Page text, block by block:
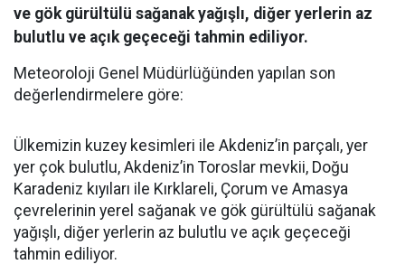
ve gök gürültülü sağanak yağışlı, diğer yerlerin az
bulutlu ve açık geçeceği tahmin ediliyor.
Meteoroloji Genel Müdürlüğünden yapılan son
değerlendirmelere göre:
Ülkemizin kuzey kesimleri ile Akdeniz’in parçalı, yer
yer çok bulutlu, Akdeniz’in Toroslar mevkii, Doğu
Karadeniz kıyıları ile Kırklareli, Çorum ve Amasya
çevrelerinin yerel sağanak ve gök gürültülü sağanak
yağışlı, diğer yerlerin az bulutlu ve açık geçeceği
tahmin ediliyor.